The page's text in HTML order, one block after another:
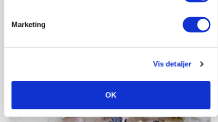
Marketing
Vis detaljer
OK
landbrugets ejerstruktur